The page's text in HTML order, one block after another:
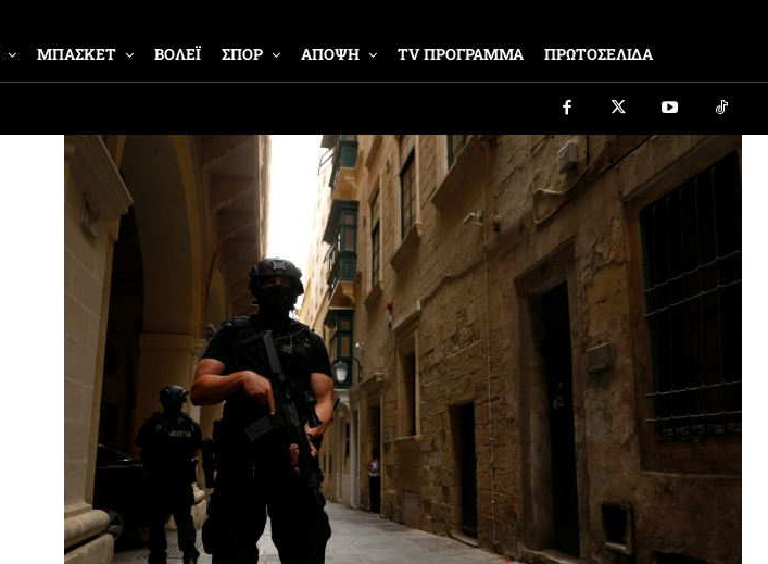
ΜΠΑΣΚΕΤ ΒΟΛΕΪ ΣΠΟΡ ΑΠΟΨΗ TV ΠΡΟΓΡΑΜΜΑ ΠΡΩΤΟΣΕΛΙΔΑ